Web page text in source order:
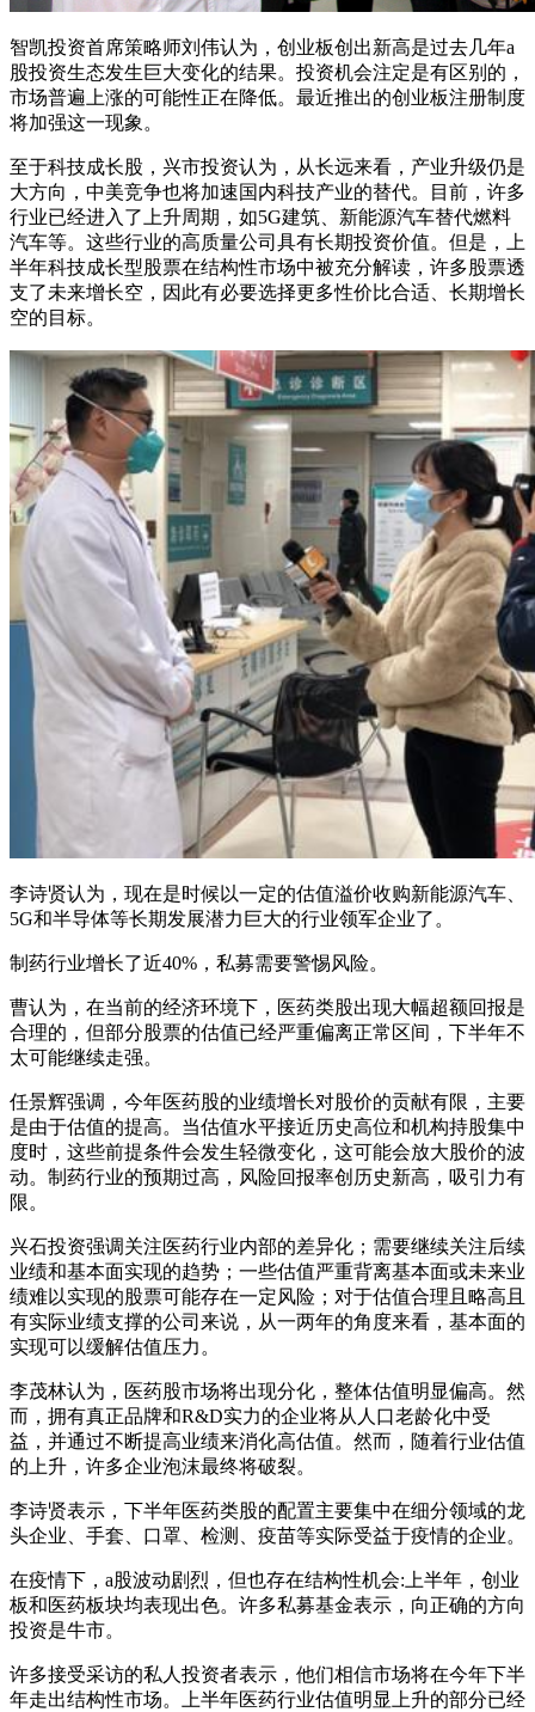
智凯投资首席策略师刘伟认为，创业板创出新高是过去几年a
股投资生态发生巨大变化的结果。投资机会注定是有区别的，
市场普遍上涨的可能性正在降低。最近推出的创业板注册制度
将加强这一现象。
至于科技成长股，兴市投资认为，从长远来看，产业升级仍是
大方向，中美竞争也将加速国内科技产业的替代。目前，许多
行业已经进入了上升周期，如5G建筑、新能源汽车替代燃料
汽车等。这些行业的高质量公司具有长期投资价值。但是，上
半年科技成长型股票在结构性市场中被充分解读，许多股票透
支了未来增长空，因此有必要选择更多性价比合适、长期增长
空的目标。
李诗贤认为，现在是时候以一定的估值溢价收购新能源汽车、
5G和半导体等长期发展潜力巨大的行业领军企业了。
制药行业增长了近40%，私募需要警惕风险。
曹认为，在当前的经济环境下，医药类股出现大幅超额回报是
合理的，但部分股票的估值已经严重偏离正常区间，下半年不
太可能继续走强。
任景辉强调，今年医药股的业绩增长对股价的贡献有限，主要
是由于估值的提高。当估值水平接近历史高位和机构持股集中
度时，这些前提条件会发生轻微变化，这可能会放大股价的波
动。制药行业的预期过高，风险回报率创历史新高，吸引力有
限。
兴石投资强调关注医药行业内部的差异化；需要继续关注后续
业绩和基本面实现的趋势；一些估值严重背离基本面或未来业
绩难以实现的股票可能存在一定风险；对于估值合理且略高且
有实际业绩支撑的公司来说，从一两年的角度来看，基本面的
实现可以缓解估值压力。
李茂林认为，医药股市场将出现分化，整体估值明显偏高。然
而，拥有真正品牌和R&D实力的企业将从人口老龄化中受
益，并通过不断提高业绩来消化高估值。然而，随着行业估值
的上升，许多企业泡沫最终将破裂。
李诗贤表示，下半年医药类股的配置主要集中在细分领域的龙
头企业、手套、口罩、检测、疫苗等实际受益于疫情的企业。
在疫情下，a股波动剧烈，但也存在结构性机会:上半年，创业
板和医药板块均表现出色。许多私募基金表示，向正确的方向
投资是牛市。
许多接受采访的私人投资者表示，他们相信市场将在今年下半
年走出结构性市场。上半年医药行业估值明显上升的部分已经